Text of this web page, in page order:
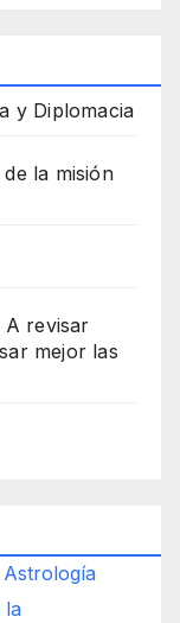
y Diplomacia
la misión
A revisar
mejor las
Astrología
la